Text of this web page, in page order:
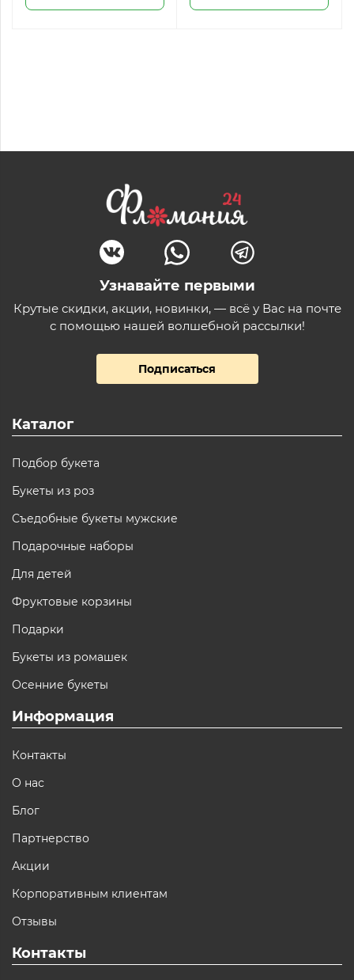
Узнавайте первыми
Крутые скидки, акции, новинки, — всё у Вас на почте
с помощью нашей волшебной рассылки!
Подписаться
Каталог
Подбор букета
Букеты из роз
Съедобные букеты мужские
Подарочные наборы
Для детей
Фруктовые корзины
Подарки
Букеты из ромашек
Осенние букеты
Информация
Контакты
О нас
Блог
Партнерство
Акции
Корпоративным клиентам
Отзывы
Контакты